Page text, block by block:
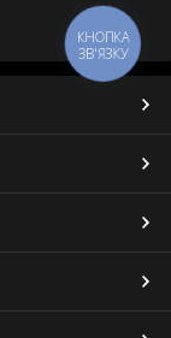
КНОПКА
ЗВ'ЯЗКУ